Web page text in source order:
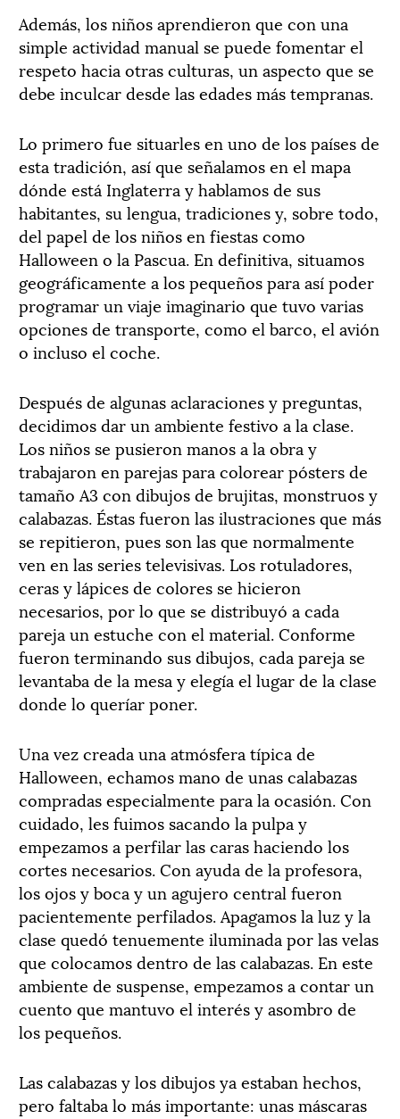
Además, los niños aprendieron que con una
simple actividad manual se puede fomentar el
respeto hacia otras culturas, un aspecto que se
debe inculcar desde las edades más tempranas.
Lo primero fue situarles en uno de los países de
esta tradición, así que señalamos en el mapa
dónde está Inglaterra y hablamos de sus
habitantes, su lengua, tradiciones y, sobre todo,
del papel de los niños en fiestas como
Halloween o la Pascua. En definitiva, situamos
geográficamente a los pequeños para así poder
programar un viaje imaginario que tuvo varias
opciones de transporte, como el barco, el avión
o incluso el coche.
Después de algunas aclaraciones y preguntas,
decidimos dar un ambiente festivo a la clase.
Los niños se pusieron manos a la obra y
trabajaron en parejas para colorear pósters de
tamaño A3 con dibujos de brujitas, monstruos y
calabazas. Éstas fueron las ilustraciones que más
se repitieron, pues son las que normalmente
ven en las series televisivas. Los rotuladores,
ceras y lápices de colores se hicieron
necesarios, por lo que se distribuyó a cada
pareja un estuche con el material. Conforme
fueron terminando sus dibujos, cada pareja se
levantaba de la mesa y elegía el lugar de la clase
donde lo queríar poner.
Una vez creada una atmósfera típica de
Halloween, echamos mano de unas calabazas
compradas especialmente para la ocasión. Con
cuidado, les fuimos sacando la pulpa y
empezamos a perfilar las caras haciendo los
cortes necesarios. Con ayuda de la profesora,
los ojos y boca y un agujero central fueron
pacientemente perfilados. Apagamos la luz y la
clase quedó tenuemente iluminada por las velas
que colocamos dentro de las calabazas. En este
ambiente de suspense, empezamos a contar un
cuento que mantuvo el interés y asombro de
los pequeños.
Las calabazas y los dibujos ya estaban hechos,
pero faltaba lo más importante: unas máscaras